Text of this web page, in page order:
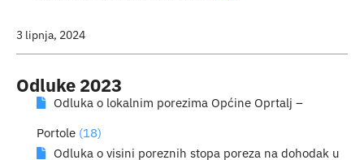
3 lipnja, 2024
Odluke 2023
Odluka o lokalnim porezima Općine Oprtalj –
Portole(18)
Odluka o visini poreznih stopa poreza na dohodak u